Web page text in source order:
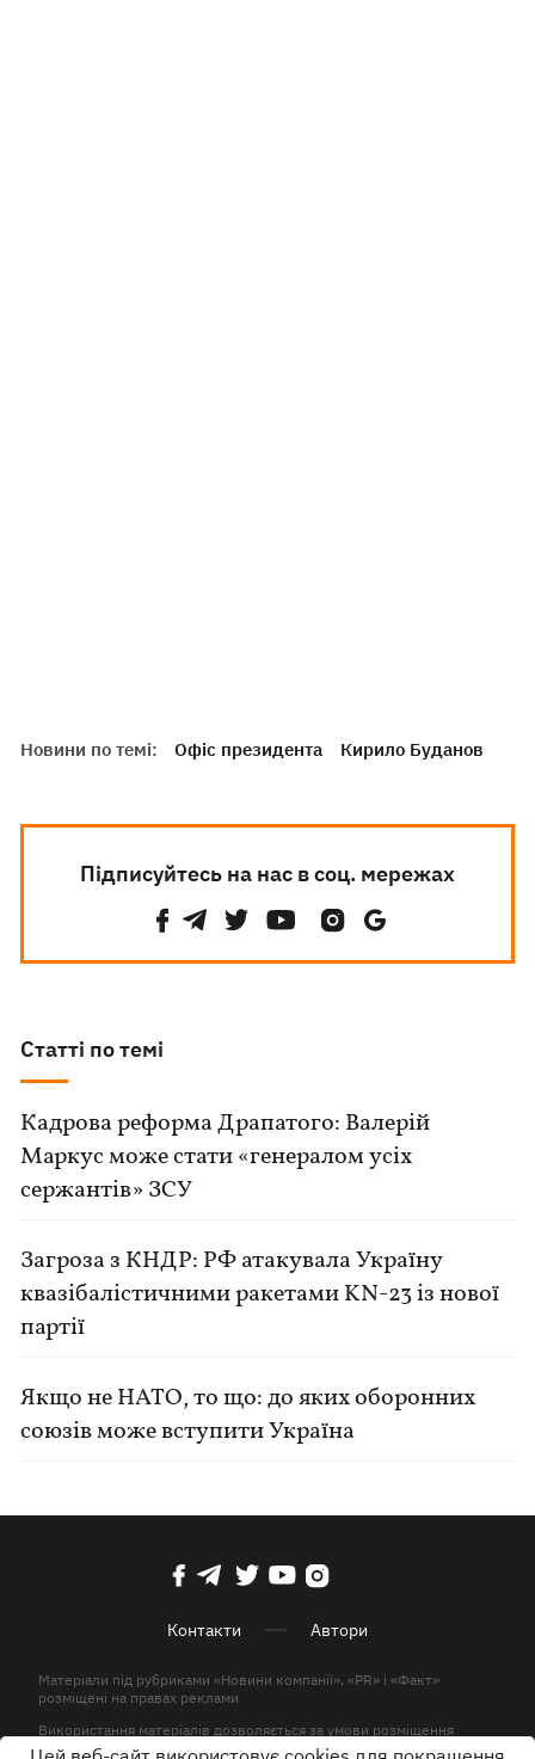
Новини по темі: Офіс президента Кирило Буданов
Підписуйтесь на нас в соц. мережах
Статті по темі
Кадрова реформа Драпатого: Валерій
Маркус може стати «генералом усіх
сержантів» ЗСУ
Загроза з КНДР: РФ атакувала Україну
квазібалістичними ракетами KN-23 із нової
партії
Якщо не НАТО, то що: до яких оборонних
союзів може вступити Україна
Контакти Автори
Матеріали під рубриками «Новини компанії», «PR» і «Факт»
розміщені на правах реклами
Використання матеріалів дозволяється за умови розміщення
активного гіперпосилання на KP.UA в першому абзаці.